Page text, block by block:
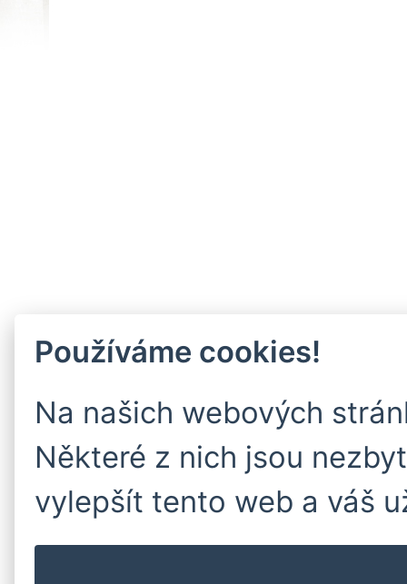
Používáme cookies!
Na našich webových
Některé z nich jsou
vylepšít tento web a váš